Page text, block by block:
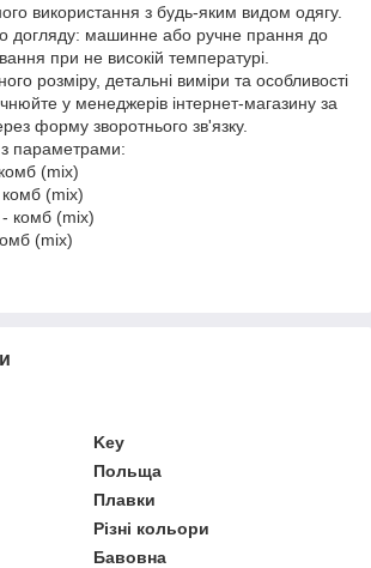
використання з будь-яким видом одягу.
догляду: машинне або ручне прання до
при не високій температурі.
розміру, детальні виміри та особливості
у менеджерів інтернет-магазину за
форму зворотнього зв'язку.
з параметрами:
(mix)
комб (mix)
- комб (mix)
(mix)
Key
Польща
Плавки
Різні кольори
Бавовна